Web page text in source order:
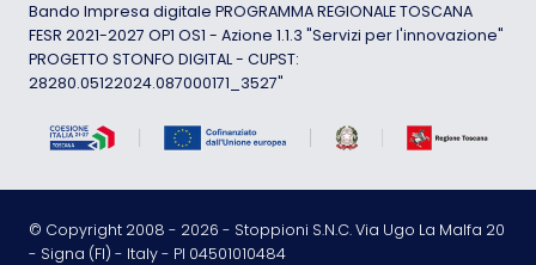
Bando Impresa digitale PROGRAMMA REGIONALE TOSCANA
FESR 2021-2027 OP1 OS1 - Azione 1.1.3 "Servizi per l'innovazione"
PROGETTO STONFO DIGITAL - CUPST:
28280.05122024.087000171_3527"
© Copyright 2008 - 2026 - Stoppioni S.N.C. Via Ugo La Malfa 20
- Signa (FI) - Italy - PI 04501010484